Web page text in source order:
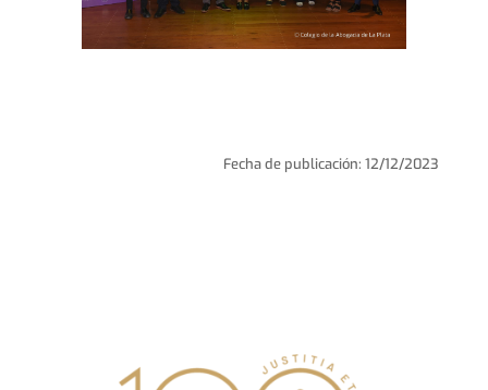
Fecha de publicación: 12/12/2023